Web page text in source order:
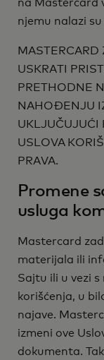
na Mastercard
njemu nalazi
USKRATI
PRETHODNE
NAHOĐENJU
UKLJUČUJUĆI
USLOVA
PRAVA.
Promene
usluga
Mastercard
materijala ili
Sajtu ili u vezi s
korišćenja, u
najave.
izmeni ove
dokumenta.